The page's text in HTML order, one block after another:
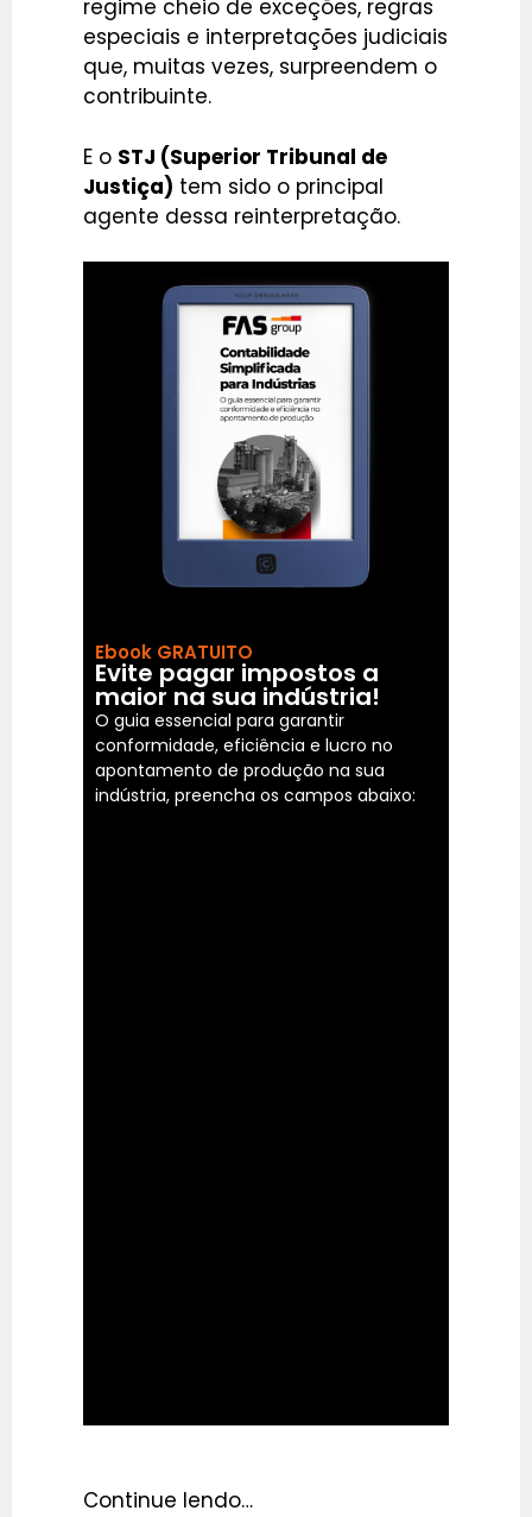
regime cheio de exceções, regras
especiais e interpretações judiciais
que, muitas vezes, surpreendem o
contribuinte.
E o STJ (Superior Tribunal de
Justiça) tem sido o principal
agente dessa reinterpretação.
Ebook GRATUITO
Evite pagar impostos a
maior na sua indústria!
O guia essencial para garantir
conformidade, eficiência e lucro no
apontamento de produção na sua
indústria, preencha os campos abaixo:
Continue lendo…